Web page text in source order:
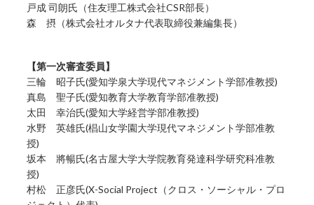
戸成 司朗氏（住友理工株式会社CSR部長）
森 摂（株式会社オルタナ代表取締役兼編集長）
【第一次審査委員】
三輪 昭子氏(愛知学泉大学現代マネジメント学部准教授)
真島 聖子氏(愛知教育大学教育学部准教授)
太田 幸治氏(愛知大学経営学部准教授)
水野 英雄氏(椙山女学園大学現代マネジメント学部准教
授)
坂本 將暢氏(名古屋大学大学院教育発達科学研究科准教
授)
村松 正彦氏(X-Social Project（クロス・ソーシャル・プロ